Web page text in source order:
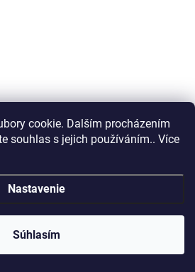
cookie. Dalším procházením
souhlas s jejich používáním.. Více
Nastavenie
Súhlasím